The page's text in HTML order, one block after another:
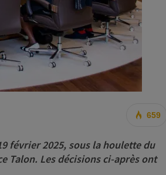
659
février 2025, sous la houlette du
Talon. Les décisions ci-après ont